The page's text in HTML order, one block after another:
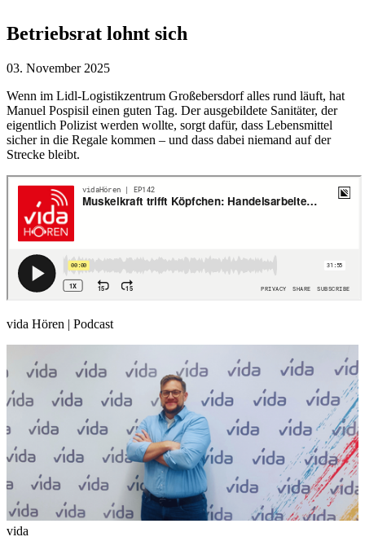
Betriebsrat lohnt sich
03. November 2025
Wenn im Lidl-Logistikzentrum Großebersdorf alles rund läuft, hat
Manuel Pospisil einen guten Tag. Der ausgebildete Sanitäter, der
eigentlich Polizist werden wollte, sorgt dafür, dass Lebensmittel
sicher in die Regale kommen – und dass dabei niemand auf der
Strecke bleibt.
vida Hören | Podcast
vida